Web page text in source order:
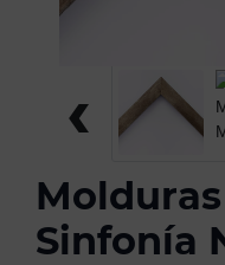
‹
Sinfonía